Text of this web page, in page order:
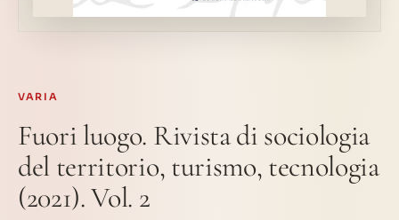
VARIA
Fuori luogo. Rivista di sociologia
del territorio, turismo, tecnologia
(2021). Vol. 2